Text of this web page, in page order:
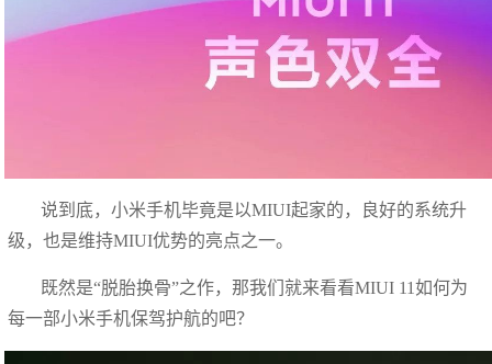
说到底，小米手机毕竟是以MIUI起家的，良好的系统升
级，也是维持MIUI优势的亮点之一。
既然是“脱胎换骨”之作，那我们就来看看MIUI 11如何为
每一部小米手机保驾护航的吧？